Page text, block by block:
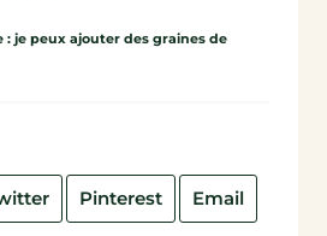
: je peux ajouter des graines de
Pinterest Email